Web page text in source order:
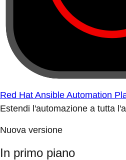
Red Hat Ansible Automation
Estendi l'automazione a tutta
Nuova versione
In primo piano